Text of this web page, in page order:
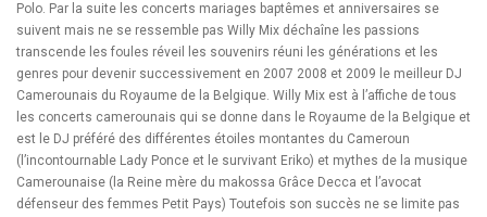
Polo. Par la suite les concerts mariages baptêmes et anniversaires se
suivent mais ne se ressemble pas Willy Mix déchaîne les passions
transcende les foules réveil les souvenirs réuni les générations et les
genres pour devenir successivement en 2007 2008 et 2009 le meilleur DJ
Camerounais du Royaume de la Belgique. Willy Mix est à l’affiche de tous
les concerts camerounais qui se donne dans le Royaume de la Belgique et
est le DJ préféré des différentes étoiles montantes du Cameroun
(l’incontournable Lady Ponce et le survivant Eriko) et mythes de la musique
Camerounaise (la Reine mère du makossa Grâce Decca et l’avocat
défenseur des femmes Petit Pays) Toutefois son succès ne se limite pas